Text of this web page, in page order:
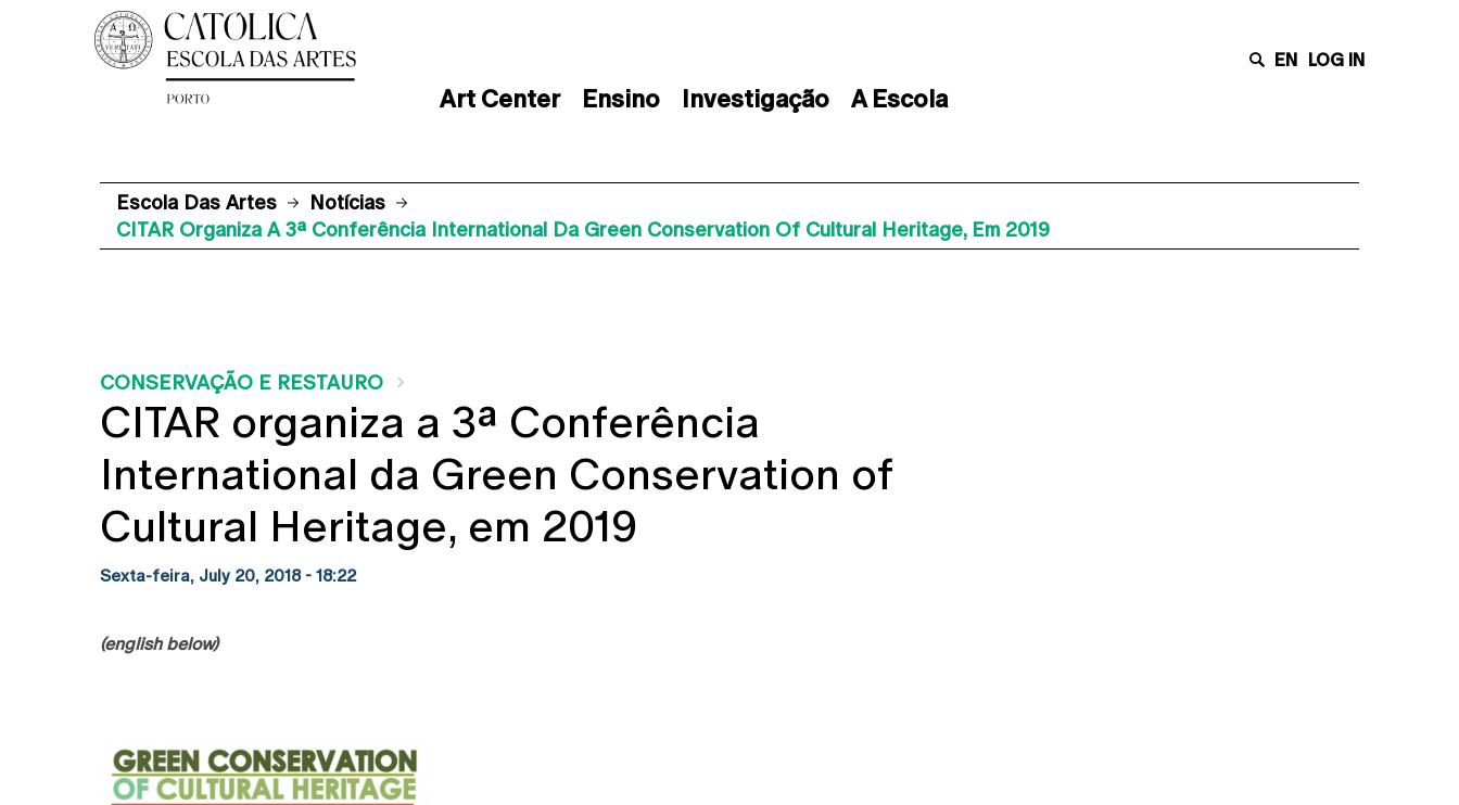
Art Center Ensino Investigação A Escola
EN LOG IN
Escola Das Artes
Notícias
CITAR Organiza A 3ª Conferência International Da Green Conservation Of Cultural Heritage, Em 2019
CONSERVAÇÃO E RESTAURO
CITAR organiza a 3ª Conferência
International da Green Conservation of
Cultural Heritage, em 2019
Sexta-feira, July 20, 2018 - 18:22
(english below)